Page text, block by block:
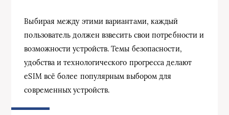
Выбирая между этими вариантами, каждый
пользователь должен взвесить свои потребности и
возможности устройств. Темы безопасности,
удобства и технологического прогресса делают
eSIM всё более популярным выбором для
современных устройств.